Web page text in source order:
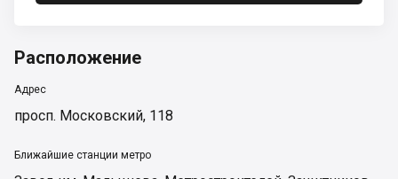
Расположение
Адрес
просп. Московский, 118
Ближайшие станции метро